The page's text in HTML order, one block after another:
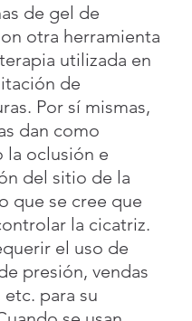
de gel de
otra herramienta
utilizada en
de
Por sí mismas,
dan como
la oclusión e
del sitio de la
que se cree que
la cicatriz.
el uso de
presión, vendas
etc. para su